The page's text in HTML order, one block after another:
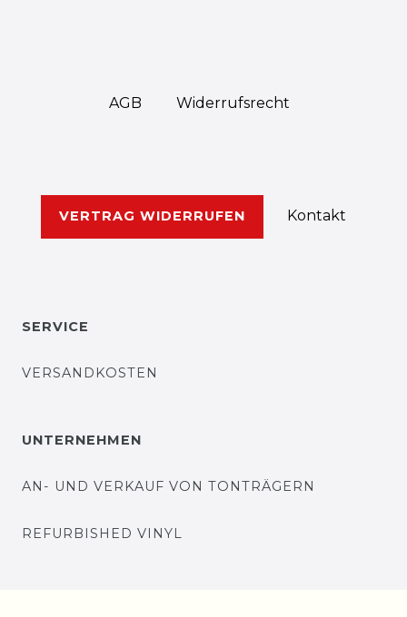
AGB Widerrufs­recht
VERTRAG WIDERRUFEN Kontakt
SERVICE
VERSANDKOSTEN
UNTERNEHMEN
AN- UND VERKAUF VON TONTRÄGERN
REFURBISHED VINYL